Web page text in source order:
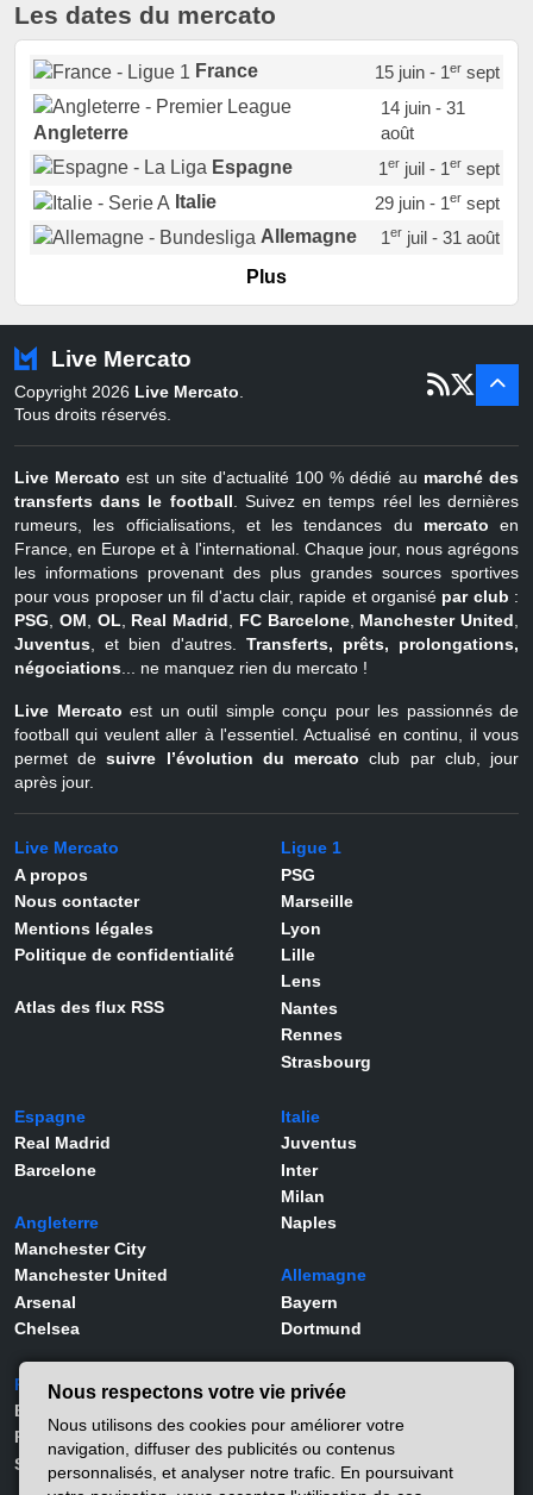
Les dates du mercato
France 15 juin - 1ersept
Angleterre
14 juin - 31
août
Espagne
1erjuil - 1ersept
Italie
29 juin - 1ersept
Allemagne
1erjuil - 31 août
Portugal
Pays-Bas
22 juin - 2 sept
Belgique
juil - 31
Plus
Live Mercato
Copyright 2026 Live Mercato.
Tous droits réservés.
Live Mercato est un site d'actualité 100 % dédié au marché des
transferts dans le football . Suivez en temps réel les dernières
rumeurs, les officialisations, et les tendances du mercato en
France, en Europe et à l'international. Chaque jour, nous agrégons
les informations provenant des plus grandes sources sportives
pour vous proposer un fil d'actu clair, rapide et organisé par club :
PSG
OM OL Real Madrid FC Barcelone, Manchester United
Juventus , et bien d'autres. Transferts, prêts, prolongations,
négociations ... ne manquez rien du mercato !
Live Mercato est un outil simple conçu pour les passionnés de
football qui veulent aller à l'essentiel. Actualisé en continu, il vous
permet desuivre l’évolution du mercato club par club, jour
après jour.
Live Mercato
A propos
Nous contacter
Mentions légales
Politique de confidentialité
Atlas des flux RSS
Ligue 1
PSG
Marseille
Lyon
Lille
Lens
Nantes
Rennes
Strasbourg
Espagne
Real Madrid
Barcelone
Angleterre
Manchester City
Manchester United
Arsenal
Chelsea
Italie
Juventus
Inter
Milan
Naples
Allemagne
Bayern
Dortmund
Portugal
Benfica
Porto
Sporting
Joueurs
Lamine Yamal
Rodrygo
Vinicius Jr
Nous respectons votre vie privée
Nous utilisons des cookies pour améliorer votre
navigation, diffuser des publicités ou contenus
personnalisés, et analyser notre trafic. En poursuivant